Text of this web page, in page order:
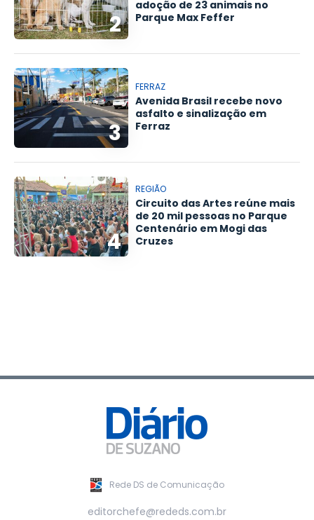
2
adoção de 23 animais no
Parque Max Feffer
3
FERRAZ
Avenida Brasil recebe novo
asfalto e sinalização em
Ferraz
4
REGIÃO
Circuito das Artes reúne mais
de 20 mil pessoas no Parque
Centenário em Mogi das
Cruzes
Rede DS de Comunicação
editorchefe@rededs.com.br